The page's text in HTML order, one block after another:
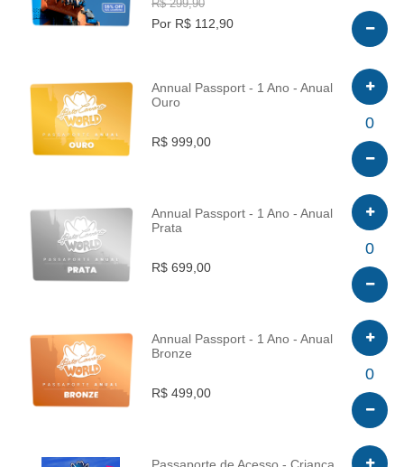
R$ 299,90
Por R$ 112,90
INFO
Annual Passport - 1 Ano - Anual
Ouro
R$ 999,00
0
INFO
Annual Passport - 1 Ano - Anual
Prata
R$ 699,00
0
INFO
Annual Passport - 1 Ano - Anual
Bronze
R$ 499,00
0